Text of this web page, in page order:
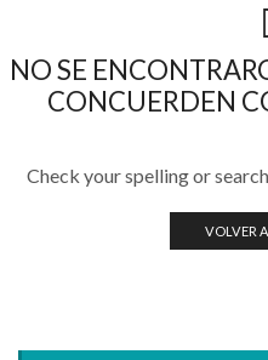
NO SE
CONCUERDEN
Check your spelling or
VOLVER